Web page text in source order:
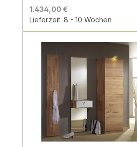
1.434,00 €
Lieferzeit: 8 - 10 Wochen